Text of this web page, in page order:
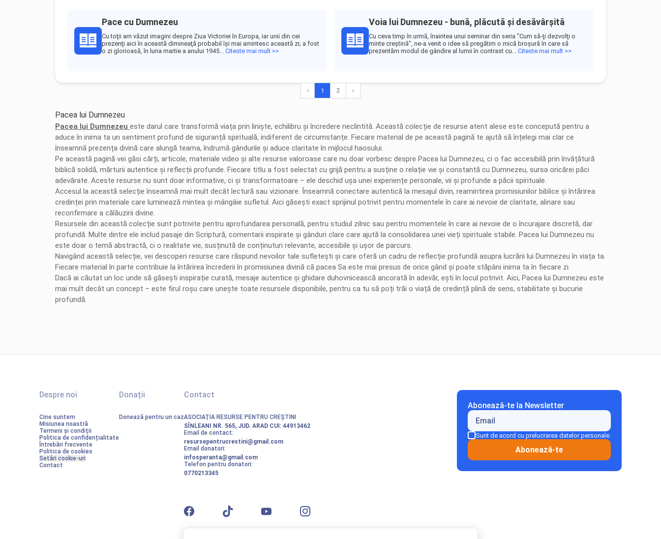
Pace cu Dumnezeu
Cu toţii am văzut imagini despre Ziua Victoriei în Europa, iar unii din cei
prezenţi aici în această dimineaţă probabil îşi mai amintesc această zi; a fost
o zi glorioasă, în luna martie a anului 1945... Citeste mai mult >>
Voia lui Dumnezeu - bună, plăcută şi desăvârşită
Cu ceva timp în urmă, înaintea unui seminar din seria "Cum să-ţi dezvolţi o
minte creştină", ne-a venit o idee să pregătim o mică broşură în care să
prezentăm modul de gândire al lumii în contrast cu... Citeste mai mult >>
‹ 1 2 ›
Pacea lui Dumnezeu
Pacea lui Dumnezeu este darul care transformă viața prin liniște, echilibru și încredere neclintită. Această colecție de resurse atent alese este concepută pentru a
aduce în inima ta un sentiment profund de siguranță spirituală, indiferent de circumstanțe. Fiecare material de pe această pagină te ajută să înțelegi mai clar ce
înseamnă prezența divină care alungă teama, îndrumă gândurile și aduce claritate în mijlocul haosului.
Pe această pagină vei găsi cărți, articole, materiale video și alte resurse valoroase care nu doar vorbesc despre Pacea lui Dumnezeu, ci o fac accesibilă prin învățătură
biblică solidă, mărturii autentice și reflecții profunde. Fiecare titlu a fost selectat cu grijă pentru a susține o relație vie și constantă cu Dumnezeu, sursa oricărei păci
adevărate. Aceste resurse nu sunt doar informative, ci și transformatoare – ele deschid ușa unei experiențe personale, vii și profunde a păcii spirituale.
Accesul la această selecție înseamnă mai mult decât lectură sau vizionare. Înseamnă conectare autentică la mesajul divin, reamintirea promisiunilor biblice și întărirea
credinței prin materiale care luminează mintea și mângâie sufletul. Aici găsești exact sprijinul potrivit pentru momentele în care ai nevoie de claritate, alinare sau
reconfirmare a călăuzirii divine.
Resursele din această colecție sunt potrivite pentru aprofundarea personală, pentru studiul zilnic sau pentru momentele în care ai nevoie de o încurajare discretă, dar
profundă. Multe dintre ele includ pasaje din Scriptură, comentarii inspirate și gânduri clare care ajută la consolidarea unei vieți spirituale stabile. Pacea lui Dumnezeu nu
este doar o temă abstractă, ci o realitate vie, susținută de conținuturi relevante, accesibile și ușor de parcurs.
Navigând această selecție, vei descoperi resurse care răspund nevoilor tale sufletești și care oferă un cadru de reflecție profundă asupra lucrării lui Dumnezeu în viața ta.
Fiecare material în parte contribuie la întărirea încrederii în promisiunea divină că pacea Sa este mai presus de orice gând și poate stăpâni inima ta în fiecare zi.
Dacă ai căutat un loc unde să găsești inspirație curată, mesaje autentice și ghidare duhovnicească ancorată în adevăr, ești în locul potrivit. Aici, Pacea lui Dumnezeu este
mai mult decât un concept – este firul roșu care unește toate resursele disponibile, pentru ca tu să poți trăi o viață de credință plină de sens, stabilitate și bucurie
profundă.
Despre noi
Cine suntem
Misiunea noastră
Termeni și condiții
Politica de confidențialitate
Întrebări frecvente
Politica de cookies
Setări cookie-uri
Contact
Donații
Donează pentru un caz
Contact
ASOCIAȚIA RESURSE PENTRU CREȘTINI
SÎNLEANI NR. 565, JUD. ARAD CUI: 44913462
Email de contact:
resursepentrucrestini@gmail.com
Email donatori:
infosperanta@gmail.com
Telefon pentru donatori:
0770213345
Abonează-te la Newsletter
Sunt de acord cu prelucrarea datelor personale.
Abonează-te